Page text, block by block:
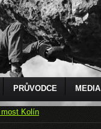
PRŮVODCE MEDIA
Kolín